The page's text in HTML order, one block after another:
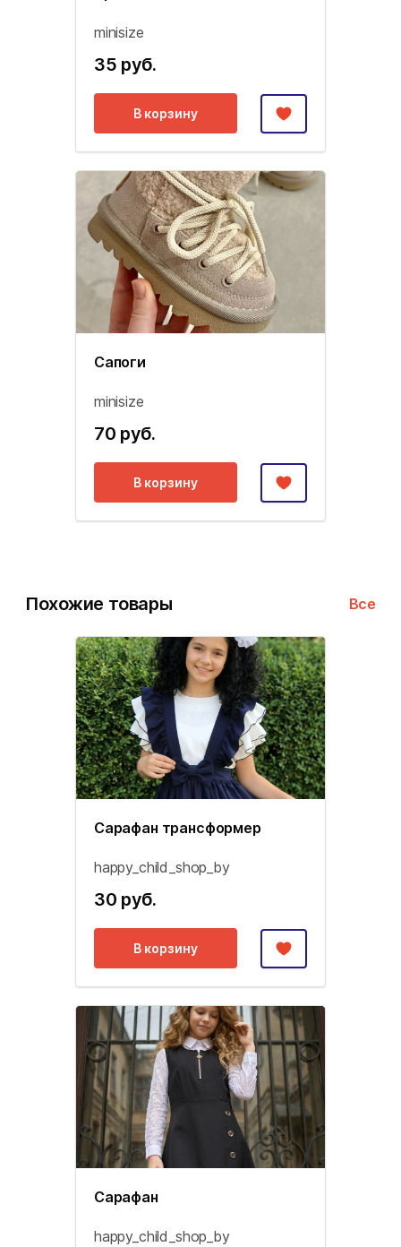
minisize
35 руб.
В корзину
Сапоги
minisize
70 руб.
В корзину
Похожие товары Все
Сарафан трансформер
happy_child_shop_by
30 руб.
В корзину
Сарафан
happy_child_shop_by